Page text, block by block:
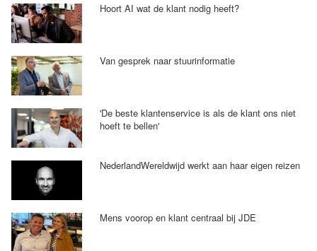
Hoort AI wat de klant nodig heeft?
Van gesprek naar stuurinformatie
'De beste klantenservice is als de klant ons niet
hoeft te bellen'
NederlandWereldwijd werkt aan haar eigen reizen
Mens voorop en klant centraal bij JDE